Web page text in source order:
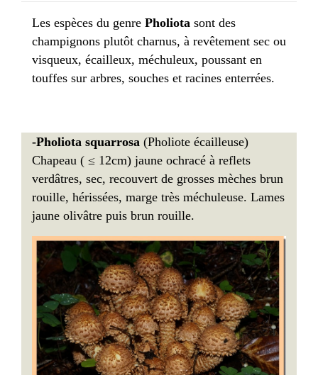
Les espèces du genre Pholiota sont des
champignons plutôt charnus, à revêtement sec ou
visqueux, écailleux, méchuleux, poussant en
touffes sur arbres, souches et racines enterrées.
-Pholiota squarrosa (Pholiote écailleuse)
Chapeau ( ≤ 12cm) jaune ochracé à reflets
verdâtres, sec, recouvert de grosses mèches brun
rouille, hérissées, marge très méchuleuse. Lames
jaune olivâtre puis brun rouille.